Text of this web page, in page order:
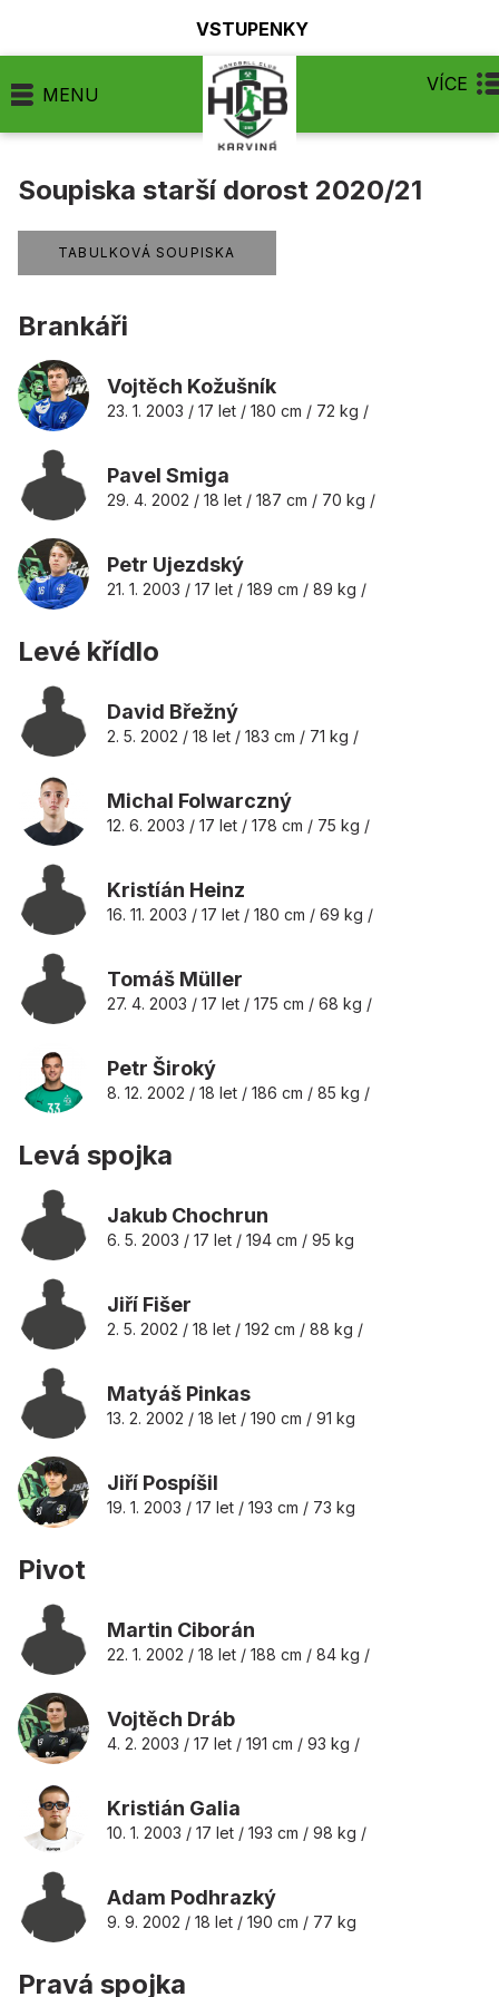
VSTUPENKY
MENU VÍCE
Soupiska starší dorost 2020/21
TABULKOVÁ SOUPISKA
Brankáři
Vojtěch Kožušník
23. 1. 2003 / 17 let / 180 cm / 72 kg /
Pavel Smiga
29. 4. 2002 / 18 let / 187 cm / 70 kg /
Petr Ujezdský
21. 1. 2003 / 17 let / 189 cm / 89 kg /
Levé křídlo
David Břežný
2. 5. 2002 / 18 let / 183 cm / 71 kg /
Michal Folwarczný
12. 6. 2003 / 17 let / 178 cm / 75 kg /
Kristíán Heinz
16. 11. 2003 / 17 let / 180 cm / 69 kg /
Tomáš Müller
27. 4. 2003 / 17 let / 175 cm / 68 kg /
Petr Široký
8. 12. 2002 / 18 let / 186 cm / 85 kg /
Levá spojka
Jakub Chochrun
6. 5. 2003 / 17 let / 194 cm / 95 kg
Jiří Fišer
2. 5. 2002 / 18 let / 192 cm / 88 kg /
Matyáš Pinkas
13. 2. 2002 / 18 let / 190 cm / 91 kg
Jiří Pospíšil
19. 1. 2003 / 17 let / 193 cm / 73 kg
Pivot
Martin Ciborán
22. 1. 2002 / 18 let / 188 cm / 84 kg /
Vojtěch Dráb
4. 2. 2003 / 17 let / 191 cm / 93 kg /
Kristián Galia
10. 1. 2003 / 17 let / 193 cm / 98 kg /
Adam Podhrazký
9. 9. 2002 / 18 let / 190 cm / 77 kg
Pravá spojka